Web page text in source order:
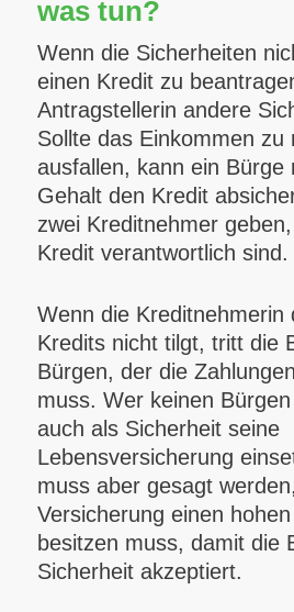
was tun?
Wenn die Sicherheiten
einen Kredit zu
Antragstellerin andere
Sollte das Einkommen zu
ausfallen, kann ein Bürge
Gehalt den Kredit
zwei Kreditnehmer
Kredit verantwortlich sind.
Wenn die Kreditnehmerin
Kredits nicht tilgt, tritt die
Bürgen, der die
muss. Wer keinen
auch als Sicherheit seine
Lebensversicherung
muss aber gesagt
Versicherung einen
besitzen muss, damit die
Sicherheit akzeptiert.